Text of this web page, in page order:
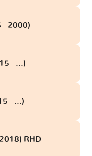
- 2000)
- ...)
- ...)
RHD